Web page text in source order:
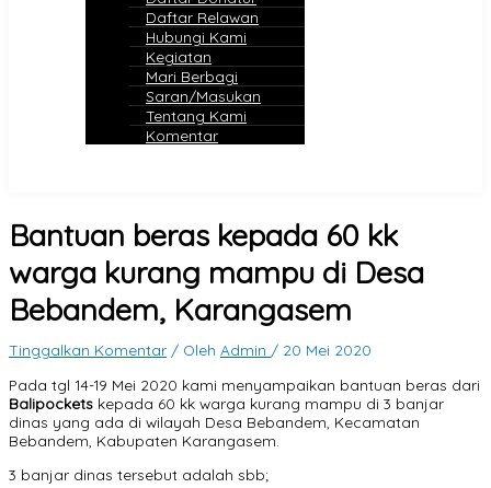
Daftar Relawan
Hubungi Kami
Kegiatan
Mari Berbagi
Saran/Masukan
Tentang Kami
Komentar
Bantuan beras kepada 60 kk
warga kurang mampu di Desa
Bebandem, Karangasem
Tinggalkan Komentar / Oleh Admin / 20 Mei 2020
Pada tgl 14-19 Mei 2020 kami menyampaikan bantuan beras dari
Balipockets kepada 60 kk warga kurang mampu di 3 banjar
dinas yang ada di wilayah Desa Bebandem, Kecamatan
Bebandem, Kabupaten Karangasem.
3 banjar dinas tersebut adalah sbb;